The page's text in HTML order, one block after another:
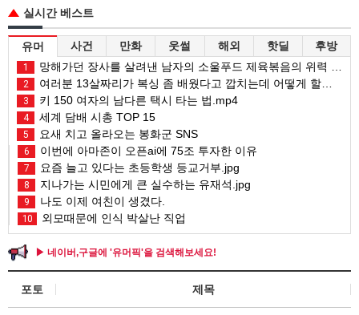
실시간 베스트
유머 사건 만화 웃썰 해외 핫딜 후방
1 망해가던 장사를 살려낸 남자의 소울푸드 제육볶음의 위력 ㅋㅋ
2 여러분 13살짜리가 복싱 좀 배웠다고 깝치는데 어떻게 할까요?
3 키 150 여자의 남다른 택시 타는 법.mp4
4 세계 담배 시총 TOP 15
5 요새 치고 올라오는 봉화군 SNS
6 이번에 아마존이 오픈ai에 75조 투자한 이유
7 요즘 늘고 있다는 초등학생 등교거부.jpg
8 지나가는 시민에게 큰 실수하는 유재석.jpg
9 나도 이제 여친이 생겼다.
10 외모때문에 인식 박살난 직업
▶ 네이버,구글에 '유머픽'을 검색해보세요!
포토 제목